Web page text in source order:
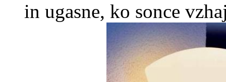
in ugasne, ko sonce